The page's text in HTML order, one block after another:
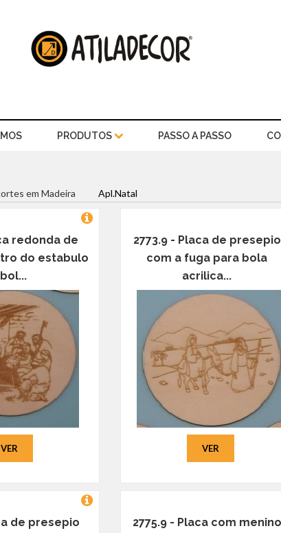
PRODUTOS PASSO A PASSO
em Madeira Apl.Natal
redonda de
do estabulo
VER
2773.9 - Placa de presepio
com a fuga para bola
acrilica...
VER
de presepio
2775.9 - Placa com menino